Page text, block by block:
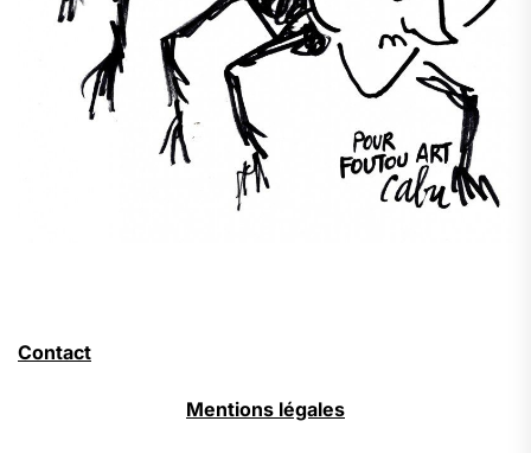
Contact
Mentions légales